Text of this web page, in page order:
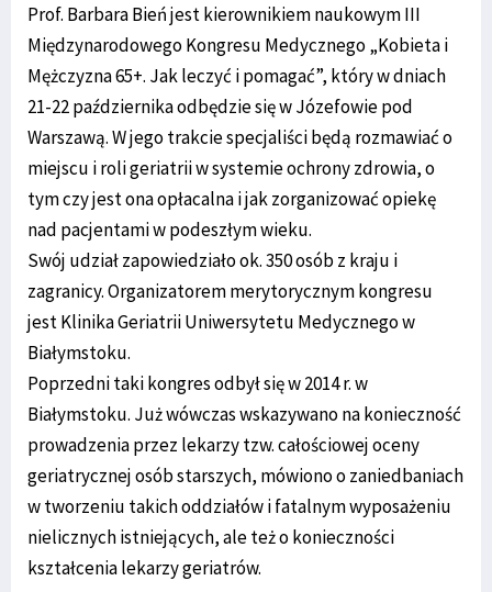
Prof. Barbara Bień jest kierownikiem naukowym III
Międzynarodowego Kongresu Medycznego „Kobieta i
Mężczyzna 65+. Jak leczyć i pomagać”, który w dniach
21-22 października odbędzie się w Józefowie pod
Warszawą. W jego trakcie specjaliści będą rozmawiać o
miejscu i roli geriatrii w systemie ochrony zdrowia, o
tym czy jest ona opłacalna i jak zorganizować opiekę
nad pacjentami w podeszłym wieku.
Swój udział zapowiedziało ok. 350 osób z kraju i
zagranicy. Organizatorem merytorycznym kongresu
jest Klinika Geriatrii Uniwersytetu Medycznego w
Białymstoku.
Poprzedni taki kongres odbył się w 2014 r. w
Białymstoku. Już wówczas wskazywano na konieczność
prowadzenia przez lekarzy tzw. całościowej oceny
geriatrycznej osób starszych, mówiono o zaniedbaniach
w tworzeniu takich oddziałów i fatalnym wyposażeniu
nielicznych istniejących, ale też o konieczności
kształcenia lekarzy geriatrów.